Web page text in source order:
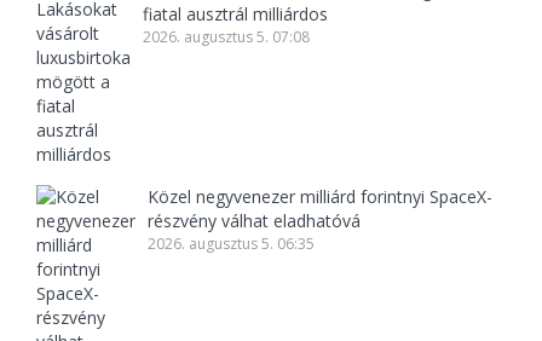
fiatal ausztrál milliárdos
2026. augusztus 5. 07:08
Közel negyvenezer milliárd forintnyi SpaceX-
részvény válhat eladhatóvá
2026. augusztus 5. 06:35